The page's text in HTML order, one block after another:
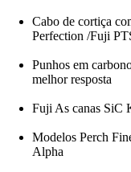
Cabo de cortiça
Perfection /Fuji
Punhos em
melhor resposta
Fuji As canas SiC
Modelos Perch
Alpha